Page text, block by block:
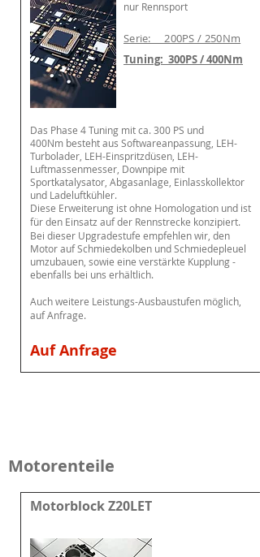
nur Rennsport
Serie: 200PS / 250Nm
Tuning: 300PS / 400Nm
Das Phase 4 Tuning mit ca. 300 PS und
400Nm besteht aus Softwareanpassung, LEH-
Turbolader, LEH-Einspritzdüsen, LEH-
Luftmassenmesser, Downpipe mit
Sportkatalysator, Abgasanlage, Einlasskollektor
und Ladeluftkühler.
Diese Erweiterung ist ohne Homologation und ist
für den Einsatz auf der Rennstrecke konzipiert.
Bei dieser Upgradestufe empfehlen wir, den
Motor auf Schmiedekolben und Schmiedepleuel
umzubauen, sowie eine verstärkte Kupplung -
ebenfalls bei uns erhältlich.
Auch weitere Leistungs-Ausbaustufen möglich,
auf Anfrage.
Auf Anfrage
Motorenteile
Motorblock Z20LET